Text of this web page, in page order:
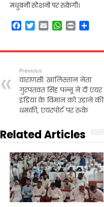
मधुबनी स्टेशनों पर रुकेगी।
F
e
o
o
k
T
t
e
r
E
i
W
t
p
p
P
n
r
Previous
वाराणसी: खालिस्तान नेता
गुरपतवंत सिंह पन्नू ने दी एयर
इंडिया के विमान को उड़ाने की
धमकी, एयरपोर्ट पर रुके
Related Articles